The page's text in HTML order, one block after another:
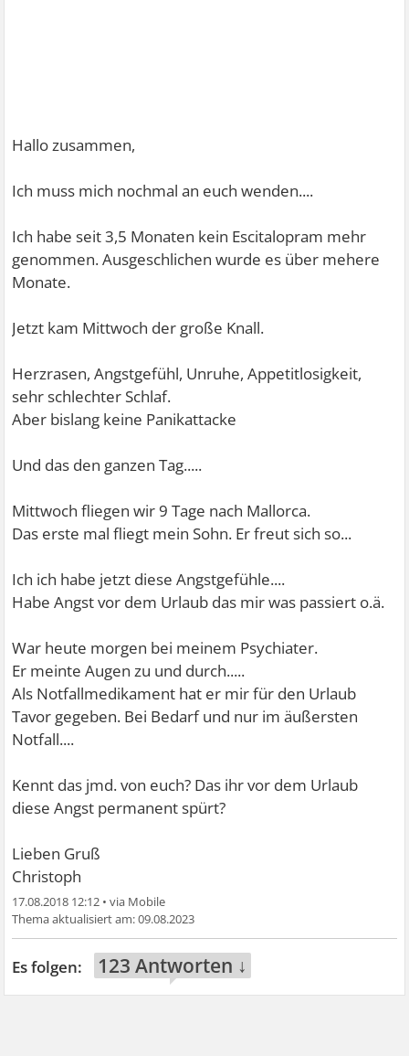
Hallo zusammen,
Ich muss mich nochmal an euch wenden....
Ich habe seit 3,5 Monaten kein Escitalopram mehr
genommen. Ausgeschlichen wurde es über mehere
Monate.
Jetzt kam Mittwoch der große Knall.
Herzrasen, Angstgefühl, Unruhe, Appetitlosigkeit,
sehr schlechter Schlaf.
Aber bislang keine Panikattacke
Und das den ganzen Tag.....
Mittwoch fliegen wir 9 Tage nach Mallorca.
Das erste mal fliegt mein Sohn. Er freut sich so...
Ich ich habe jetzt diese Angstgefühle....
Habe Angst vor dem Urlaub das mir was passiert o.ä.
War heute morgen bei meinem Psychiater.
Er meinte Augen zu und durch.....
Als Notfallmedikament hat er mir für den Urlaub
Tavor gegeben. Bei Bedarf und nur im äußersten
Notfall....
Kennt das jmd. von euch? Das ihr vor dem Urlaub
diese Angst permanent spürt?
Lieben Gruß
Christoph
17.08.2018 12:12 •
09.08.2023
123 Antworten ↓